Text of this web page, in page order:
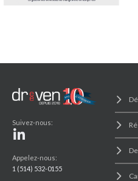
Suivez-nous:
Appelez-nous:
1 (514) 532-0155